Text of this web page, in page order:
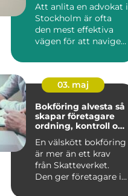
Att anlita en advokat i
Stockholm är ofta
den mest effektiva
vägen för att navigera
03. maj
Bokföring alvesta så
skapar företagare
ordning, kontroll och
En välskött bokföring
är mer än ett krav
från Skatteverket.
Den ger företagare i